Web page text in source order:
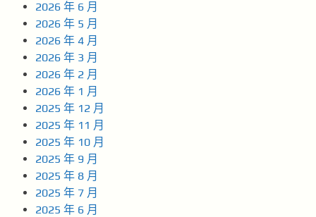
2026 年 6 月
2026 年 5 月
2026 年 4 月
2026 年 3 月
2026 年 2 月
2026 年 1 月
2025 年 12 月
2025 年 11 月
2025 年 10 月
2025 年 9 月
2025 年 8 月
2025 年 7 月
2025 年 6 月